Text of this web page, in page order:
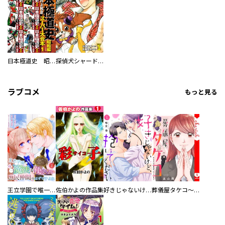
日本極道史 昭和編 スーパー大合本 探偵犬シャードック（新装版）
ラブコメ もっと見る
王立学園で唯一魔法が使えない庶民仲間のはずですよね～実は王子様で私を溺愛しているなんて告白はやめてください～佐伯かよの作品集 好きじゃないけど、抱いてください【電子単行本版／特典おまけ付き】 葬儀屋タケコ～あなたの最期、叶えます【電子単行本版】